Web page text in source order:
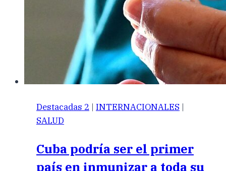
Destacadas 2 | INTERNACIONALES |
SALUD
Cuba podría ser el primer
país en inmunizar a toda su